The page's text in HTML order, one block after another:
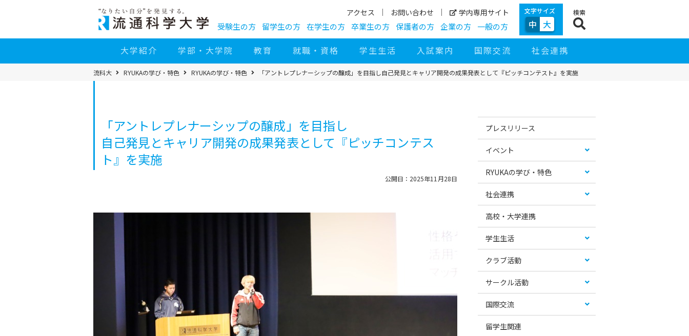
へ
アクセス お問い合わせ 学内専用サイト
受験生の方 留学生の方 在学生の方 卒業生の方 保護者の方 企業の方 一般の方
文字サイズ
中 大
検索
大学紹介 学部・大学院 教育 就職・資格 学生生活 入試案内 国際交流 社会連携
パ
ン
流科大 RYUKAの学び・特色 RYUKAの学び・特色 「アントレプレナーシップの醸成」を目指し自己発見とキャリア開発の成果発表として『ピッチコンテスト』を実施
「アントレプレナーシップの醸成」を目指し
自己発見とキャリア開発の成果発表として『ピッチコンテス
ト』を実施
公開日：2025年11月28日
イ
ビ
シ
お
め
テ
カ
リ
ス
プレスリリース
イベント
RYUKAの学び・特色
社会連携
高校・大学連携
学生生活
クラブ活動
サークル活動
国際交流
留学生関連